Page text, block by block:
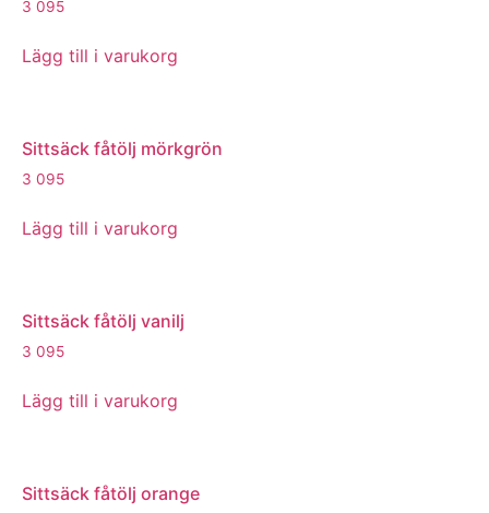
3 095
Lägg till i varukorg
Sittsäck fåtölj mörkgrön
3 095
Lägg till i varukorg
Sittsäck fåtölj vanilj
3 095
Lägg till i varukorg
Sittsäck fåtölj orange